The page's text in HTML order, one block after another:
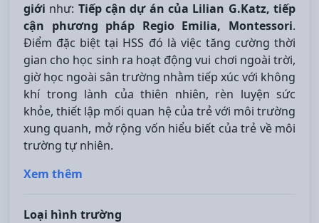
giới như: Tiếp cận dự án của Lilian G.Katz, tiếp
cận phương pháp Regio Emilia, Montessori.
Điểm đặc biệt tại HSS đó là việc tăng cường thời
gian cho học sinh ra hoạt động vui chơi ngoài trời,
giờ học ngoài sân trường nhằm tiếp xúc với không
khí trong lành của thiên nhiên, rèn luyện sức
khỏe, thiết lập mối quan hệ của trẻ với môi trường
xung quanh, mở rộng vốn hiểu biết của trẻ về môi
trường tự nhiên.
Xem thêm
Loại hình trường